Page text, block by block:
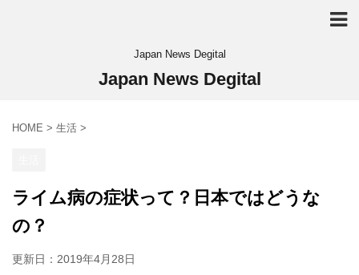
Japan News Degital
Japan News Degital
HOME > 生活 >
ライム病の症状って？日本ではどうな
の？
更新日： 2019年4月28日